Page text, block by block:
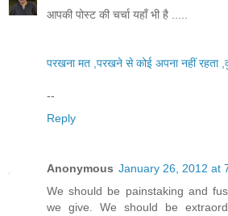
आपकी पोस्ट की चर्चा यहाँ भी है .....
परखना मत ,परखने से कोई अपना नहीं
--
Reply
Anonymous January 26, 2012 at
We should be painstaking and
we give. We should be